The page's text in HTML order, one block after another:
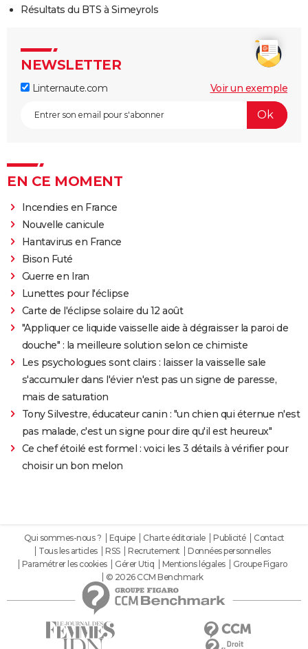
Résultats du BTS à Simeyrols
NEWSLETTER
Linternaute.com Voir un exemple
EN CE MOMENT
Incendies en France
Nouvelle canicule
Hantavirus en France
Bison Futé
Guerre en Iran
Lunettes pour l'éclipse
Carte de l'éclipse solaire du 12 août
"Appliquer ce liquide vaisselle aide à dégraisser la paroi de
douche" : la meilleure solution selon ce chimiste
Les psychologues sont clairs : laisser la vaisselle sale
s'accumuler dans l'évier n'est pas un signe de paresse,
mais de saturation
Tony Silvestre, éducateur canin : "un chien qui éternue n'est
pas malade, c'est un signe pour dire qu'il est heureux"
Ce chef étoilé est formel : voici les 3 détails à vérifier pour
choisir un bon melon
Qui sommes-nous ? Equipe Charte éditoriale Publicité
Contact
Tous les articles
RSS Recrutement
Données personnelles
Paramétrer les cookies
Gérer Utiq Mentions légales
Groupe Figaro
© 2026 CCM Benchmark